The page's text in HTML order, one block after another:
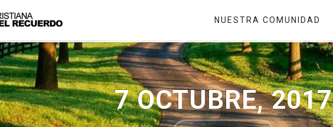
NUESTRA COMUNIDAD
7 OCTUBRE, 2017